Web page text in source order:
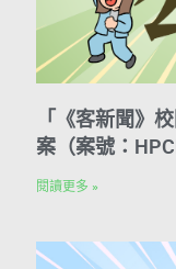
「《客新聞》
案（案號：
閱讀更多 »